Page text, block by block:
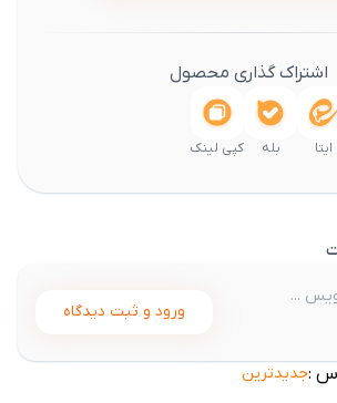
اشتراک گذاری محصول
ایتا بله کپی لینک
ورود و ثبت دیدگاه
:جدیدترین